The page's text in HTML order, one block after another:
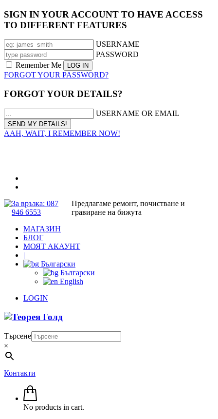
SIGN IN YOUR ACCOUNT TO HAVE ACCESS
TO DIFFERENT FEATURES
USERNAME
PASSWORD
Remember Me
FORGOT YOUR PASSWORD?
FORGOT YOUR DETAILS?
USERNAME OR EMAIL
AAH, WAIT, I REMEMBER NOW!
За връзка: 087
946 6553
Предлагаме ремонт, почистване и
гравиране на бижута
МАГАЗИН
БЛОГ
МОЯТ АКАУНТ
|
Български
Български
English
LOGIN
Търсене
×
Контакти
No products in cart.